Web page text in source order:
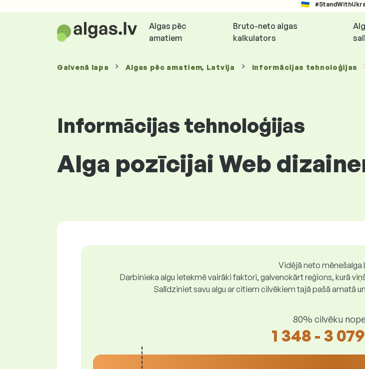
Algas pēc
amatiem
Bruto-neto algas
kalkulators
Galvenā lapa Algas pēc amatiem, Latvija Informācijas tehnoloģijas
Informācijas tehnoloģijas
Alga pozīcijai Web
Vidējā neto mēnešalga
Darbinieka algu ietekmē vairāki faktori, galvenokārt reģions, kurā
Salīdziniet savu algu ar citiem cilvēkiem tajā pašā amatā
80% cilvēku
1 348 - 3